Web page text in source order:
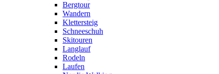
Bergtour
Wandern
Klettersteig
Schneeschuh
Skitouren
Langlauf
Rodeln
Laufen